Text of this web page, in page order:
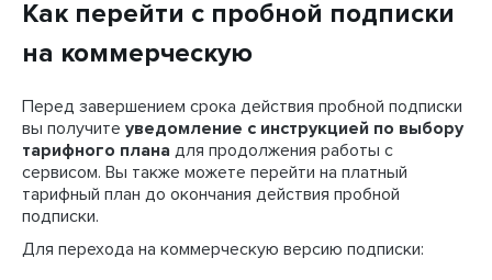
Как перейти с пробной подписки
на коммерческую
Перед завершением срока действия пробной подписки
вы получите уведомление с инструкцией по выбору
тарифного плана для продолжения работы с
сервисом. Вы также можете перейти на платный
тарифный план до окончания действия пробной
подписки.
Для перехода на коммерческую версию подписки: